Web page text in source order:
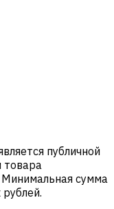
публичной
сумма